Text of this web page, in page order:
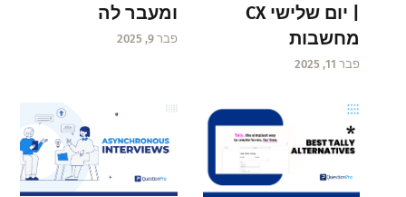
| יום שלישי CX
מחשבות
פבר 11, 2025
ומעבר לה
פבר 9, 2025